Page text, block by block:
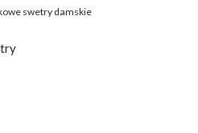
swetry damskie